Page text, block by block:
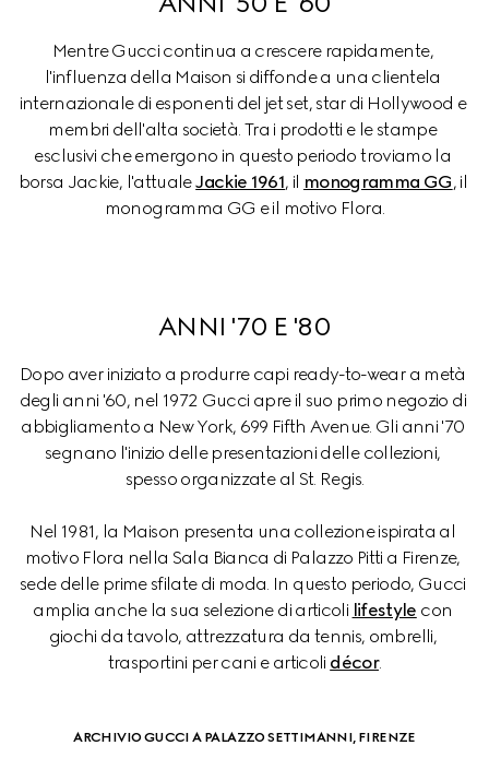
Mentre Gucci continua a crescere rapidamente,
l'influenza della Maison si diffonde a una clientela
internazionale di esponenti del jet set, star di Hollywood e
membri dell'alta società. Tra i prodotti e le stampe
esclusivi che emergono in questo periodo troviamo la
borsa Jackie, l'attuale Jackie 1961, il monogramma GG, il
monogramma GG e il motivo Flora.
ANNI '70 E '80
Dopo aver iniziato a produrre capi ready-to-wear a metà
degli anni '60, nel 1972 Gucci apre il suo primo negozio di
abbigliamento a New York, 699 Fifth Avenue. Gli anni '70
segnano l'inizio delle presentazioni delle collezioni,
spesso organizzate al St. Regis.
Nel 1981, la Maison presenta una collezione ispirata al
motivo Flora nella Sala Bianca di Palazzo Pitti a Firenze,
sede delle prime sfilate di moda. In questo periodo, Gucci
amplia anche la sua selezione di articoli lifestyle con
giochi da tavolo, attrezzatura da tennis, ombrelli,
trasportini per cani e articoli décor.
ARCHIVIO GUCCI A PALAZZO SETTIMANNI, FIRENZE